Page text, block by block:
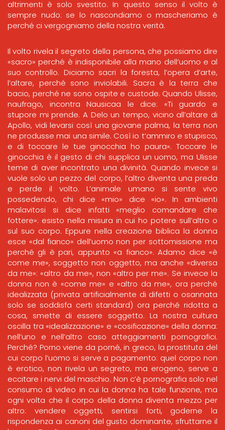
altrimenti è solo svestito. In questo senso il volto è
sempre nudo: se lo nascondiamo o mascheriamo è
perché ci vergogniamo della nostra verità.
Il volto rivela il segreto della persona, che possiamo dire
«sacro» perché è indisponibile alla mano dell’uomo e al
suo controllo. Diciamo sacri la foresta, l’opera d’arte,
l’altare, perché sono inviolabili. Sacra è la terra che
bacio, perché ne sono ospite e custode. Quando Ulisse,
naufrago, incontra Nausicaa le dice: «Ti guardo e
stupore mi prende. A Delo un tempo, vicino all’altare di
Apollo, vidi levarsi così una giovane palma, la terra non
ne produsse mai una simile. Così io t’ammiro e stupisco,
e di toccare le tue ginocchia ho paura». Toccare le
ginocchia è il gesto di chi supplica un uomo, ma Ulisse
teme di aver incontrato una divinità. Quando invece si
vuole solo un pezzo del corpo, l’altro diventa una preda
e perde il volto. L’animale umano si sente vivo
possedendo, chi dice «mio» dice «io». In ambienti
malavitosi si dice infatti «meglio comandare che
fottere»: esisto nella misura in cui ho potere sull’altro o
sul suo corpo. Eppure nella creazione biblica la donna
esce «dal fianco» dell’uomo non per sottomissione ma
perché gli è pari, appunto «a fianco». Adamo dice «è
come me», soggetto non oggetto, ma anche «diversa
da me»: «altro da me», non «altro per me». Se invece la
donna non è «come me» e «altro da me», ora perché
idealizzata (privata artificialmente di difetti o osannata
solo se soddisfa certi standard) ora perché ridotta a
cosa, smette di essere soggetto. La nostra cultura
oscilla tra «idealizzazione» e «cosificazione» della donna:
nell’uno e nell’altro caso atteggiamenti pornografici.
Perché? Porno viene da porné, in greco, la prostituta del
cui corpo l’uomo si serve a pagamento: quel corpo non
è erotico, non rivela un segreto, ma erogeno, serve a
eccitare i nervi del maschio. Non c’è pornografia solo nel
consumo di video in cui la donna ha tale funzione, ma
ogni volta che il corpo della donna diventa mezzo per
altro: vendere oggetti, sentirsi forti, goderne la
rispondenza ai canoni del gusto dominante, sfruttarne il